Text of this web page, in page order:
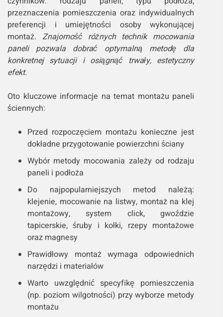
przeznaczenia pomieszczenia oraz indywidualnych
preferencji i umiejętności osoby wykonującej
montaż. Znajomość różnych technik mocowania
paneli pozwala dobrać optymalną metodę dla
konkretnej sytuacji i osiągnąć trwały, estetyczny
efekt.
Oto kluczowe informacje na temat montażu paneli
ściennych:
Przed rozpoczęciem montażu konieczne jest
dokładne przygotowanie powierzchni ściany
Wybór metody mocowania zależy od rodzaju
paneli i podłoża
Do najpopularniejszych metod należą:
klejenie, mocowanie na listwy, montaż na klej
montażowy, system click, gwoździe
tapicerskie, śruby i kołki, rzepy montażowe
oraz magnesy
Prawidłowy montaż wymaga odpowiednich
narzędzi i materiałów
Warto uwzględnić specyfikę pomieszczenia
(np. poziom wilgotności) przy wyborze metody
montażu